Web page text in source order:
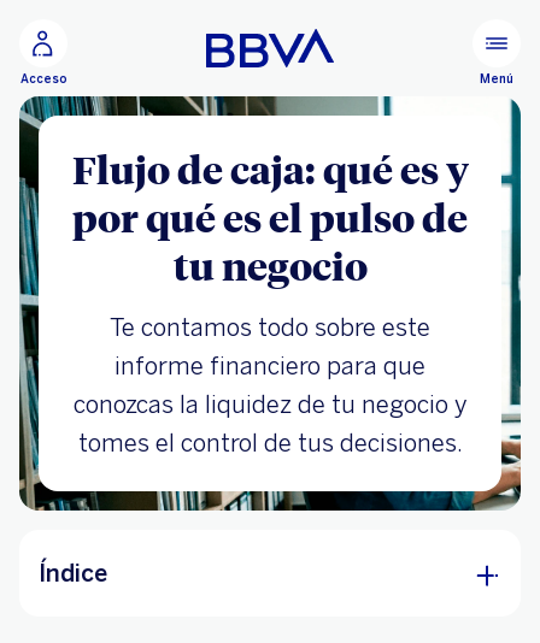
Acceso Menú
Flujo de caja: qué es y
por qué es el pulso de
tu negocio
Te contamos todo sobre este
informe financiero para que
conozcas la liquidez de tu negocio y
tomes el control de tus decisiones.
Índice